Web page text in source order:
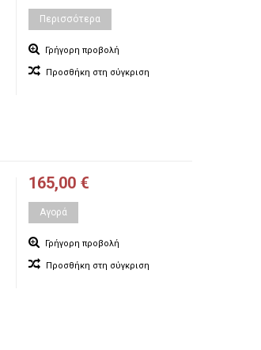
Περισσότερα
Γρήγορη προβολή
Προσθήκη στη σύγκριση
165,00 €
Αγορά
Γρήγορη προβολή
Προσθήκη στη σύγκριση